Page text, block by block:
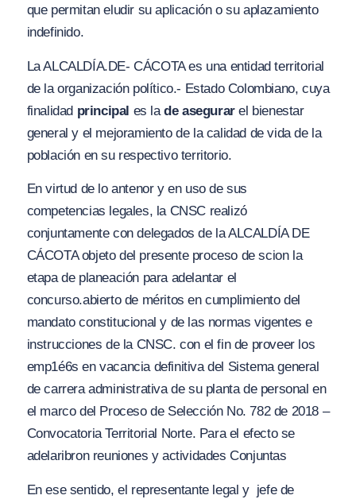
que permitan eludir su aplicación o su aplazamiento
indefinido.
La ALCALDÍA.DE- CÁCOTA es una entidad territorial
de la organización político.- Estado Colombiano, cuya
finalidad principal es ladeasegurarel bienestar
general y el mejoramiento de la calidad de vida de la
población en su respectivo territorio.
En virtud de lo antenor y en uso de sus
competencias legales, la CNSC realizó
conjuntamente con delegados de la ALCALDÍA DE
CÁCOTA objeto del presente proceso de scion la
etapa de planeación para adelantar el
concurso.abierto de méritos en cumplimiento del
mandato constitucional y de las normas vigentes e
instrucciones de la CNSC. con el fin de proveer los
emp1é6s en vacancia definitiva del Sistema general
de carrera administrativa de su planta de personal en
el marco del Proceso de Selección No. 782 de 2018 –
Convocatoria Territorial Norte. Para el efecto se
adelaribron reuniones y actividades Conjuntas
En ese sentido, el representante legal y jefe de